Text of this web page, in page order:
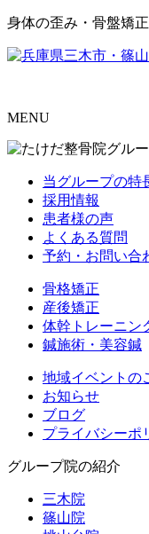
身体の歪み・骨盤矯
MENU
当グループの特
採用情報
患者様の声
よくある質問
予約・お問い合
骨格矯正
産後矯正
体幹トレーニン
鍼施術・美容鍼
地域イベントの
お知らせ
ブログ
プライバシーポ
グループ院の紹介
三木院
篠山院